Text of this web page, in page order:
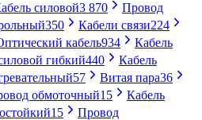
силовой3 870
Провод
350 Кабели связи224
кабель934
Кабель
гибкий440
Кабель
57 Витая пара36
обмоточный15
Кабель
15
Провод